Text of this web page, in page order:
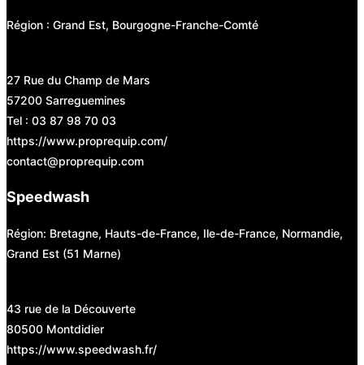
Région : Grand Est, Bourgogne-Franche-Comté
27 Rue du Champ de Mars
57200 Sarreguemines
Tel : 03 87 98 70 03
https://www.proprequip.com/
contact@proprequip.com
Speedwash
Région: Bretagne, Hauts-de-France, Ile-de-France, Normandie,
Grand Est (51 Marne)
43 rue de la Découverte
80500 Montdidier
https://www.speedwash.fr/